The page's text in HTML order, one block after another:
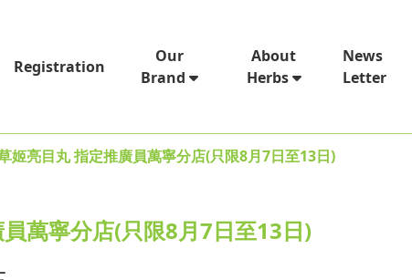
Registration
Our
Brand
About
Herbs
News
Letter
姬亮目丸 指定推廣員萬寧分店(只限8月7日至13日)
萬寧分店(只限8月7日至13日)